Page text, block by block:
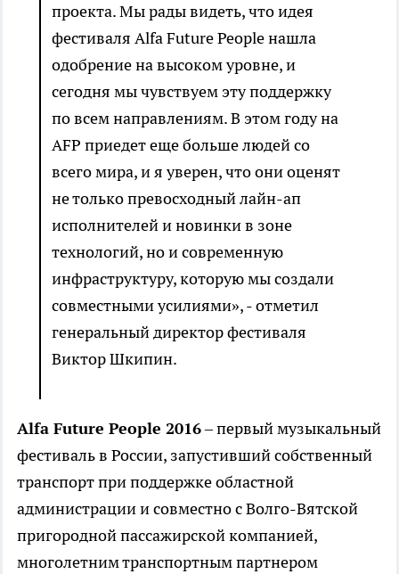
проекта. Мы рады видеть, что идея
фестиваля Alfa Future People нашла
одобрение на высоком уровне, и
сегодня мы чувствуем эту поддержку
по всем направлениям. В этом году на
AFP приедет еще больше людей со
всего мира, и я уверен, что они оценят
не только превосходный лайн-ап
исполнителей и новинки в зоне
технологий, но и современную
инфраструктуру, которую мы создали
совместными усилиями», - отметил
генеральный директор фестиваля
Виктор Шкипин.
Alfa Future People 2016– первый музыкальный
фестиваль в России, запустивший собственный
транспорт при поддержке областной
администрации и совместно с Волго-Вятской
пригородной пассажирской компанией,
многолетним транспортным партнером